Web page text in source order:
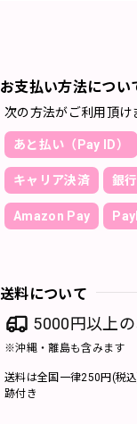
お支払い方法につい
次の方法がご利用頂け
あと払い（Pay ID）
キャリア決済 銀
Amazon Pay
送料について
5000円以上
※沖縄・離島も含みます
送料は全国一律250円(税
跡付き